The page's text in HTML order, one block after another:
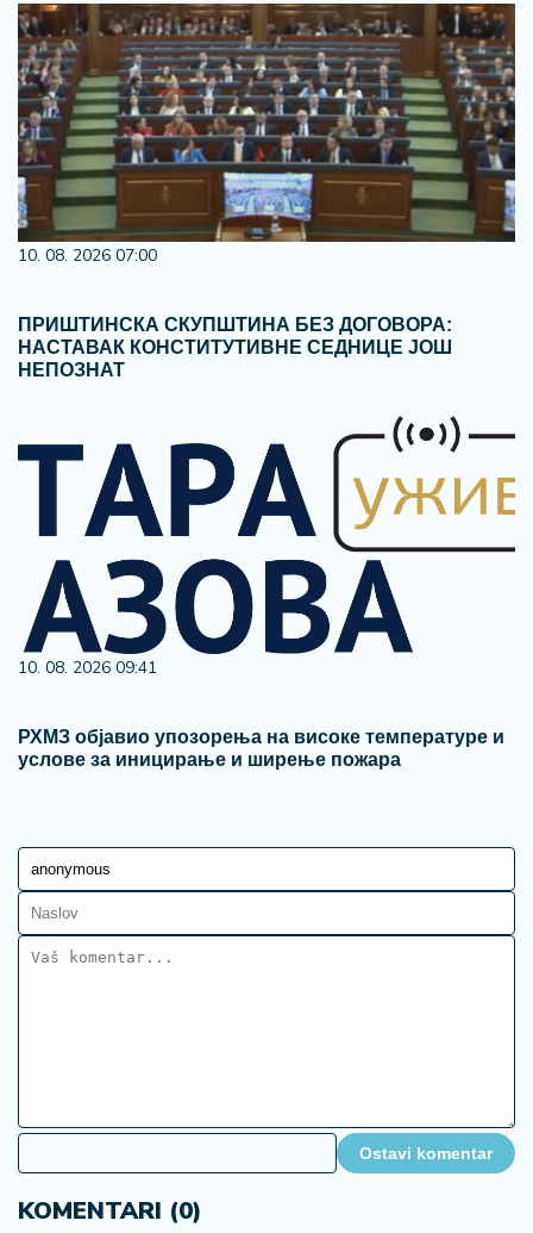
10. 08. 2026 07:00
ПРИШТИНСКА СКУПШТИНА БЕЗ ДОГОВОРА:
НАСТАВАК КОНСТИТУТИВНЕ СЕДНИЦЕ ЈОШ
НЕПОЗНАТ
10. 08. 2026 09:41
РХМЗ објавио упозорења на високе температуре и
услове за иницирање и ширење пожара
Ostavi komentar
KOMENTARI (0)